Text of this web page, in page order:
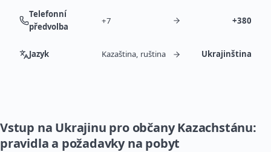
Telefonní
předvolba
+7 +380
Jazyk Kazaština, ruština Ukrajinština
Vstup na Ukrajinu pro občany Kazachstánu:
pravidla a požadavky na pobyt